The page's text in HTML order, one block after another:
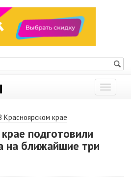
Показать
меню
Красноярском крае
подготовили
на ближайшие три